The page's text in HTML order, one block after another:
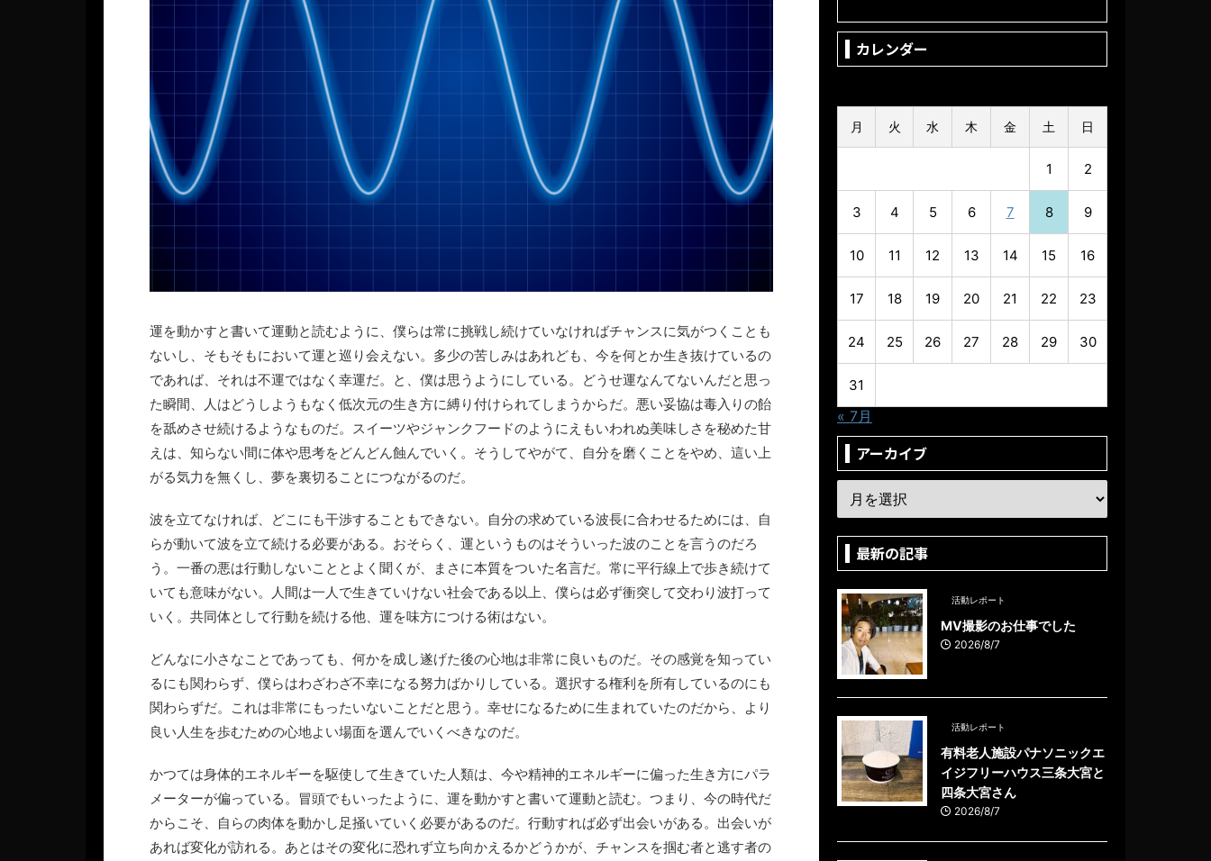
運を動かすと書いて運動と読むように、僕らは常に挑戦し続けていなければチャンスに気がつくことも
ないし、そもそもにおいて運と巡り会えない。多少の苦しみはあれども、今を何とか生き抜けているの
であれば、それは不運ではなく幸運だ。と、僕は思うようにしている。どうせ運なんてないんだと思っ
た瞬間、人はどうしようもなく低次元の生き方に縛り付けられてしまうからだ。悪い妥協は毒入りの飴
を舐めさせ続けるようなものだ。スイーツやジャンクフードのようにえもいわれぬ美味しさを秘めた甘
えは、知らない間に体や思考をどんどん蝕んでいく。そうしてやがて、自分を磨くことをやめ、這い上
がる気力を無くし、夢を裏切ることにつながるのだ。
波を立てなければ、どこにも干渉することもできない。自分の求めている波長に合わせるためには、自
らが動いて波を立て続ける必要がある。おそらく、運というものはそういった波のことを言うのだろ
う。一番の悪は行動しないこととよく聞くが、まさに本質をついた名言だ。常に平行線上で歩き続けて
いても意味がない。人間は一人で生きていけない社会である以上、僕らは必ず衝突して交わり波打って
いく。共同体として行動を続ける他、運を味方につける術はない。
どんなに小さなことであっても、何かを成し遂げた後の心地は非常に良いものだ。その感覚を知ってい
るにも関わらず、僕らはわざわざ不幸になる努力ばかりしている。選択する権利を所有しているのにも
関わらずだ。これは非常にもったいないことだと思う。幸せになるために生まれていたのだから、より
良い人生を歩むための心地よい場面を選んでいくべきなのだ。
かつては身体的エネルギーを駆使して生きていた人類は、今や精神的エネルギーに偏った生き方にパラ
メーターが偏っている。冒頭でもいったように、運を動かすと書いて運動と読む。つまり、今の時代だ
からこそ、自らの肉体を動かし足掻いていく必要があるのだ。行動すれば必ず出会いがある。出会いが
あれば変化が訪れる。あとはその変化に恐れず立ち向かえるかどうかが、チャンスを掴む者と逃す者の
カレンダー
月 火 水 木 金 土 日
1 2
3 4 5 6 7 8 9
10 11 12 13 14 15 16
17 18 19 20 21 22 23
24 25 26 27 28 29 30
31
« 7月
アーカイブ
最新の記事
活動レポート
MV撮影のお仕事でした
2026/8/7
活動レポート
有料老人施設パナソニックエ
イジフリーハウス三条大宮と
四条大宮さん
2026/8/7